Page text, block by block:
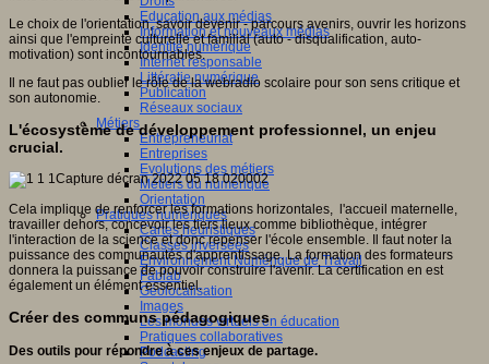
Education aux médias
Information et nouveaux médias
Identité numérique
Internet responsable
Littératie numérique
Publication
Réseaux sociaux
Métiers
Entrepreneuriat
Entreprises
Evolutions des métiers
Métiers du numérique
Orientation
Pratiques numériques
Cartes heuristiques
Classes inversées
Environnement Numérique de Travail
Fablab
Géolocalisation
Images
Les mondes virtuels en éducation
Pratiques collaboratives
Podcasting
Le choix de l'orientation, savoir devenir - parcours avenirs, ouvrir les horizons
ainsi que l'empreinte culturelle et familial (auto - disqualification, auto-
motivation) sont incontournables.
Il ne faut pas oublier le rôle de la webradio scolaire pour son sens critique et
son autonomie.
L'écosystème de développement professionnel, un enjeu
crucial.
Cela implique de renforcer les formations horizontales, l'accueil maternelle,
travailler dehors, concevoir les tiers lieux comme bibliothèque, intégrer
l'interaction de la science et donc repenser l'école ensemble. Il faut noter la
puissance des communautés d'apprentissage. La formation des formateurs
donnera la puissance de pouvoir construire l'avenir. La certification en est
également un élément essentiel.
Créer des communs pédagogiques
Des outils pour répondre à ces enjeux de partage.